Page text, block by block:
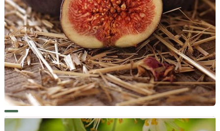
MARIELLE, BOURGEONS DE FIGUIER